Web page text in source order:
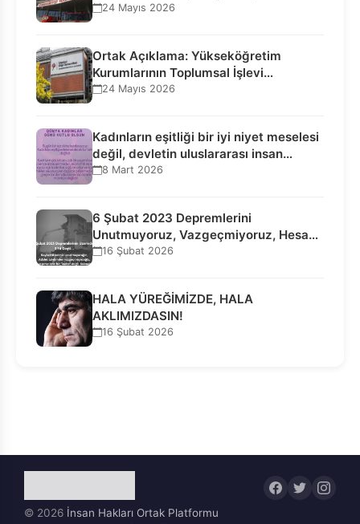
Seçilmiş…
24 Mayıs 2026
Ortak Açıklama: Yükseköğretim
Kurumlarının Toplumsal İşlevi
Kurucularının Ticari Akıbetine
24 Mayıs 2026
Kadınların eşitliği bir iyi niyet meselesi
değil, devletin uluslararası insan…
8 Mart 2026
6 Şubat 2023 Depremlerini
Unutmuyoruz, Vazgeçmiyoruz, Hesap
Sorulmasını İstiyoruz!
16 Şubat 2026
HALA YÜREĞİMİZDE, HALA
AKLIMIZDASIN!
16 Şubat 2026
© 2026 İnsan Hakları Ortak Platformu